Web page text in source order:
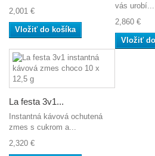
2,001 €
Vložiť do košíka
vás urobí...
2,860 €
Vložiť
La festa 3v1...
Instantná kávová ochutená
zmes s cukrom a...
2,320 €